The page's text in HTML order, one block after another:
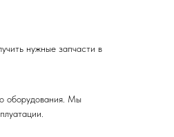
нужные запчасти в
оборудования. Мы